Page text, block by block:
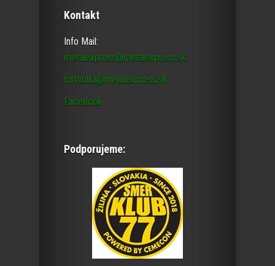
Kontakt
Info Mail:
metalexpress@metalexpress.sk
mrtvolka@metalexpress.sk
Facebook
Podporujeme: